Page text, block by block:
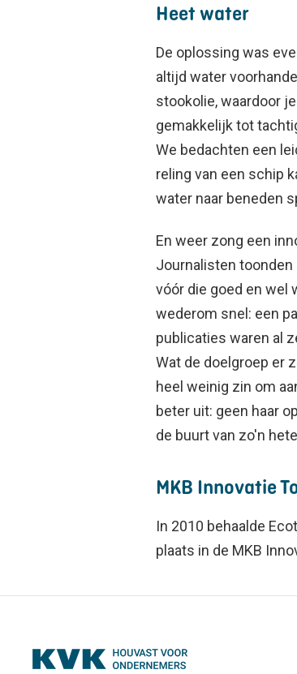
Heet water
De oplossing was
altijd water
stookolie, waardoor
gemakkelijk tot
We bedachten een
reling van een schip
water naar beneden
En weer zong een
Journalisten toonden
vóór die goed en wel
wederom snel: een
publicaties waren al
Wat de doelgroep er
heel weinig zin om
beter uit: geen haar
de buurt van zo'n
MKB Innovatie
In 2010 behaalde
plaats in de MKB